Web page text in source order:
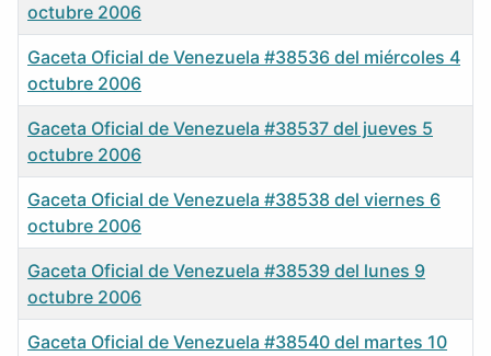
octubre 2006
Gaceta Oficial de Venezuela #38536 del miércoles 4
octubre 2006
Gaceta Oficial de Venezuela #38537 del jueves 5
octubre 2006
Gaceta Oficial de Venezuela #38538 del viernes 6
octubre 2006
Gaceta Oficial de Venezuela #38539 del lunes 9
octubre 2006
Gaceta Oficial de Venezuela #38540 del martes 10